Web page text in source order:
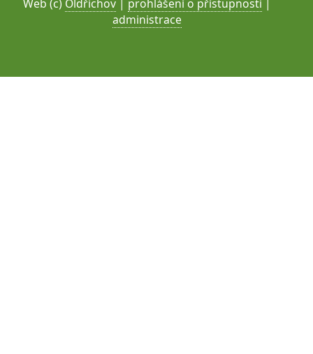
Web (c) Oldřichov | prohlášení o přístupnosti |
administrace